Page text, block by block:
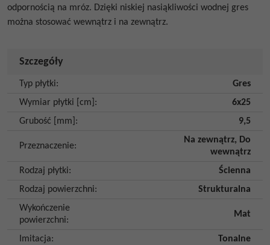
odpornością na mróz. Dzięki niskiej nasiąkliwości wodnej gres
można stosować wewnątrz i na zewnątrz.
Szczegóły
Typ płytki:
Gres
Wymiar płytki [cm] :
6x25
Grubość [mm] : 9,5
Przeznaczenie:
Na zewnątrz, Do
wewnątrz
Rodzaj płytki:
Ścienna
Rodzaj powierzchni:
Strukturalna
Wykończenie
powierzchni:
Mat
Imitacja:
Tonalne